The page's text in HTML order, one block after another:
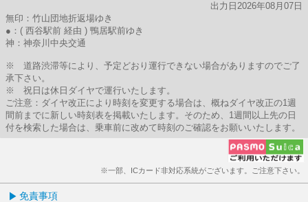
出力日2026年08月07日
無印：竹山団地折返場ゆき
●：( 西谷駅前 経由 ) 鴨居駅前ゆき
神：神奈川中央交通
※ 道路渋滞等により、予定どおり運行できない場合がありますのでご了
承下さい。
※ 祝日は休日ダイヤで運行いたします。
ご注意：ダイヤ改正により時刻を変更する場合は、概ねダイヤ改正の1週
間前までに新しい時刻表を掲載いたします。そのため、1週間以上先の日
付を検索した場合は、乗車前に改めて時刻のご確認をお願いいたします。
※一部、ICカード非対応系統がございます。ご注意下さい。
免責事項